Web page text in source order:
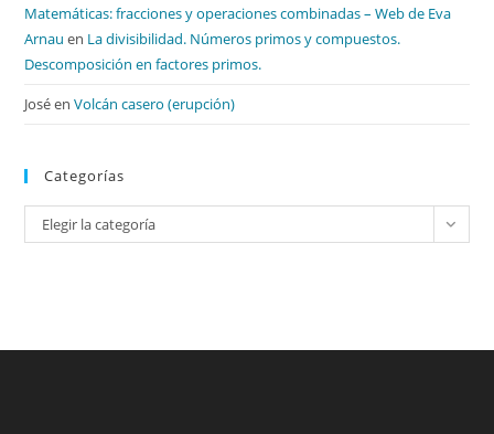
Matemáticas: fracciones y operaciones combinadas – Web de Eva
Arnau en La divisibilidad. Números primos y compuestos.
Descomposición en factores primos.
JoséenVolcán casero (erupción)
Categorías
Categorías
Elegir la categoría